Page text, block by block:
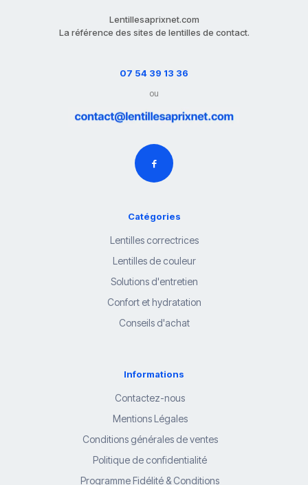
Lentillesaprixnet.com
La référence des sites de lentilles de contact.
07 54 39 13 36
ou
Catégories
Lentilles correctrices
Lentilles de couleur
Solutions d'entretien
Confort et hydratation
Conseils d'achat
Informations
Contactez-nous
Mentions Légales
Conditions générales de ventes
Politique de confidentialité
Programme Fidélité & Conditions